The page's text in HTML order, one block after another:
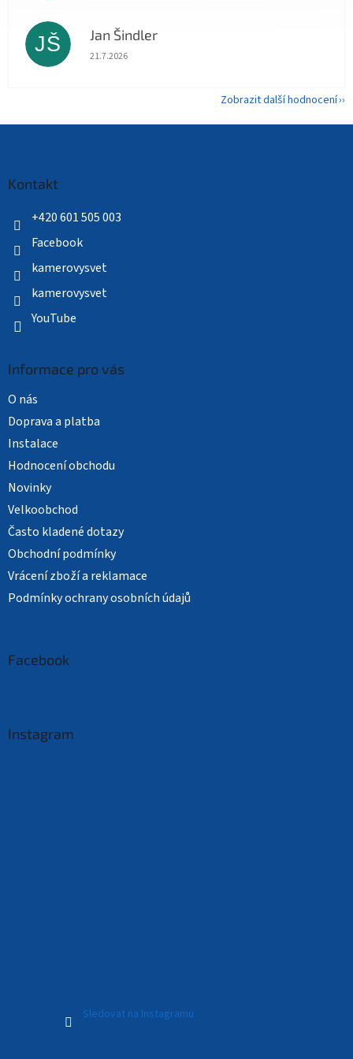
JŠ Jan Šindler
Hodnocení obchodu je 5 z 5 hvězdiček.
21.7.2026
Zobrazit další hodnocení
Kontakt
+420 601 505 003
Facebook
kamerovysvet
kamerovysvet
YouTube
Informace pro vás
O nás
Doprava a platba
Instalace
Hodnocení obchodu
Novinky
Velkoobchod
Často kladené dotazy
Obchodní podmínky
Vrácení zboží a reklamace
Podmínky ochrany osobních údajů
Facebook
Instagram
Sledovat na Instagramu